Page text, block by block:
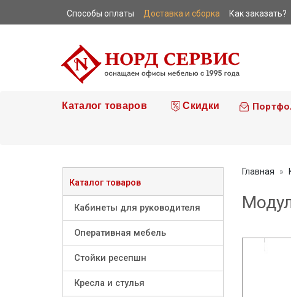
Способы оплаты Доставка и сборка Как заказать?
Каталог товаров Скидки
Каталог товаров
Кабинеты для руководителя
Оперативная мебель
Стойки ресепшн
Кресла и стулья
Главная